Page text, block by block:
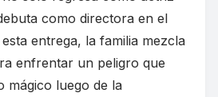
como directora en el
entrega, la familia mezcla
enfrentar un peligro que
mágico luego de la